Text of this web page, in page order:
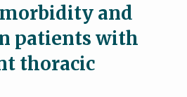
and
patients with
thoracic